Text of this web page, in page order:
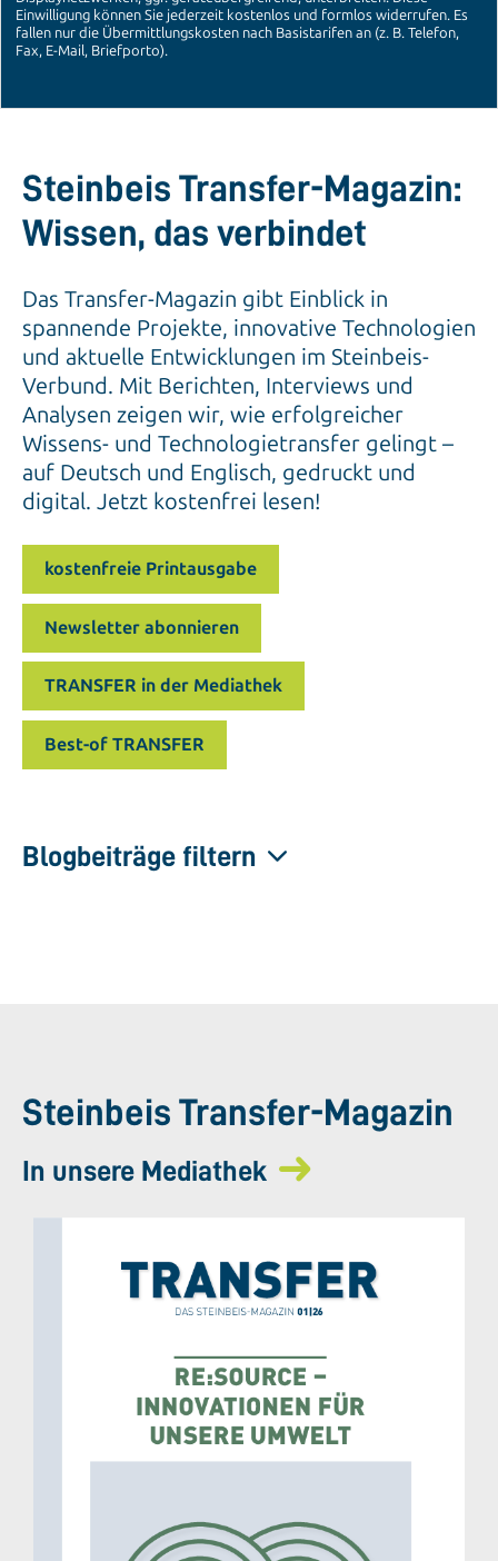
Steinbeis Transfer-Magazin:
Wissen, das verbindet
Das Transfer-Magazin gibt Einblick in
spannende Projekte, innovative Technologien
und aktuelle Entwicklungen im Steinbeis-
Verbund. Mit Berichten, Interviews und
Analysen zeigen wir, wie erfolgreicher
Wissens- und Technologietransfer gelingt –
auf Deutsch und Englisch, gedruckt und
digital. Jetzt kostenfrei lesen!
kostenfreie Printausgabe
Newsletter abonnieren
TRANSFER in der Mediathek
Best-of TRANSFER
Blogbeiträge filtern
Steinbeis Transfer-Magazin
In unsere Mediathek